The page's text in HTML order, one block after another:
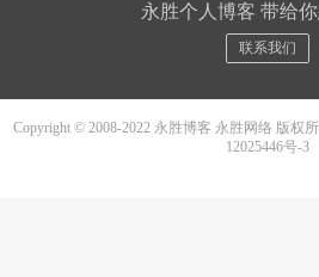
永胜个人博客 带给
联系我们
Copyright © 2008-2022 永胜博客 永胜网络 版权
12025446号-3